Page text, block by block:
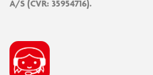
A/S (CVR: 35954716).